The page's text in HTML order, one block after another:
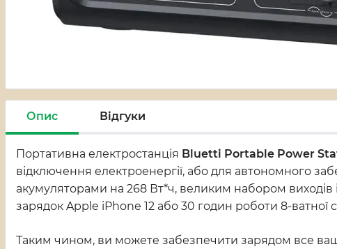
Опис Відгуки
Портативна електростанція Bluetti Portable Power
відключення електроенергії, або для автономного
акумуляторами на 268 Вт*ч, великим набором виходів
зарядок Apple iPhone 12 або 30 годин роботи 8-ватної
Таким чином, ви можете забезпечити зарядом все